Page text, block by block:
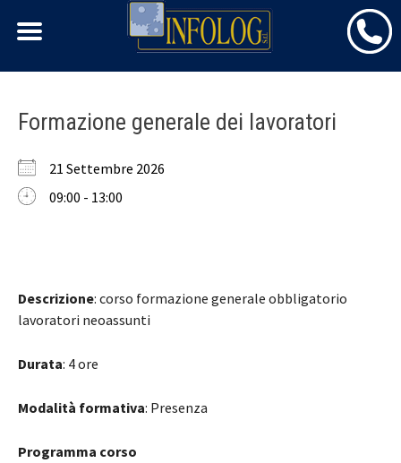
Skip
content
Formazione generale dei lavoratori
21 Settembre 2026
09:00 - 13:00
Descrizione: corso formazione generale obbligatorio
lavoratori neoassunti
Durata: 4 ore
Modalità formativa: Presenza
Programma corso